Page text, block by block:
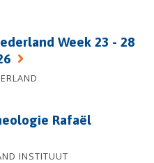
Week 23 - 28
Rafaël
INSTITUUT